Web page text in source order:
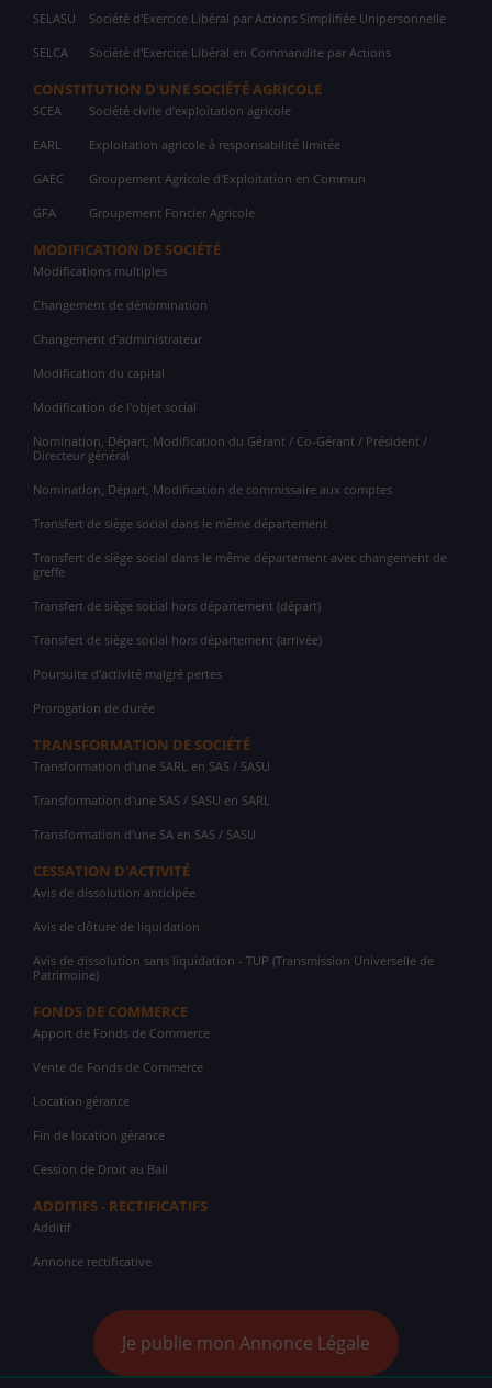
SELASU Société d'Exercice Libéral par Actions Simplifiée Unipersonnelle
SELCA Société d'Exercice Libéral en Commandite par Actions
CONSTITUTION D'UNE SOCIÉTÉ AGRICOLE
SCEA Société civile d'exploitation agricole
EARL Exploitation agricole à responsabilité limitée
GAEC Groupement Agricole d'Exploitation en Commun
GFA Groupement Foncier Agricole
MODIFICATION DE SOCIÉTÉ
Modifications multiples
Changement de dénomination
Changement d'administrateur
Modification du capital
Modification de l'objet social
Nomination, Départ, Modification du Gérant / Co-Gérant / Président /
Directeur général
Nomination, Départ, Modification de commissaire aux comptes
Transfert de siège social dans le même département
Transfert de siège social dans le même département avec changement de
greffe
Transfert de siège social hors département (départ)
Transfert de siège social hors département (arrivée)
Poursuite d'activité malgré pertes
Prorogation de durée
TRANSFORMATION DE SOCIÉTÉ
Transformation d'une SARL en SAS / SASU
Transformation d'une SAS / SASU en SARL
Transformation d'une SA en SAS / SASU
CESSATION D'ACTIVITÉ
Avis de dissolution anticipée
Avis de clôture de liquidation
Avis de dissolution sans liquidation - TUP (Transmission Universelle de
Patrimoine)
FONDS DE COMMERCE
Apport de Fonds de Commerce
Vente de Fonds de Commerce
Location gérance
Fin de location gérance
Cession de Droit au Bail
ADDITIFS - RECTIFICATIFS
Additif
Annonce rectificative
Je publie mon Annonce Légale